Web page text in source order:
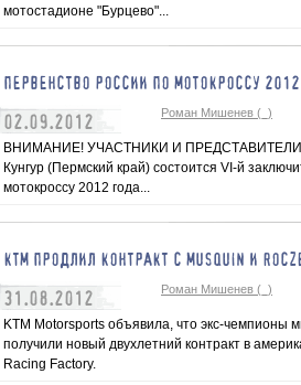
мотостадионе "Бурцево"...
ПЕРВЕНСТВО РОССИИ ПО МОТОКРОССУ
02.09.2012 Роман Мишенев (_)
ВНИМАНИЕ! УЧАСТНИКИ И ПРЕДСТАВИТЕЛИ
Кунгур (Пермский край) состоится VI-й
мотокроссу 2012 года...
КТМ ПРОДЛИЛ КОНТРАКТ С MUSQUIN И
31.08.2012 Роман Мишенев (_)
KTM Motorsports объявила, что экс-чемпионы
получили новый двухлетний контракт в
Racing Factory.